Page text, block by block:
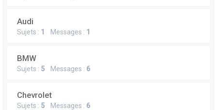
Audi
Sujets : 1 Messages : 1
BMW
Sujets : 5 Messages : 6
Chevrolet
Sujets : 5 Messages : 6